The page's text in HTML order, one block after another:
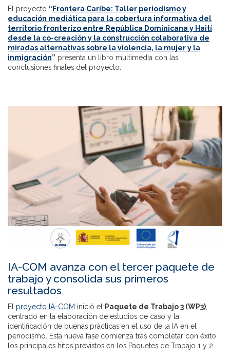
El proyecto “ Frontera Caribe: Taller periodismo y
educación mediática para la cobertura informativa del
territorio fronterizo entre República Dominicana y Haití
desde la co-creación y la construcción colaborativa de
miradas alternativas sobre la violencia, la mujer y la
inmigración” presenta un libro multimedia con las
conclusiones finales del proyecto.
IA-COM avanza con el tercer paquete de
trabajo y consolida sus primeros
resultados
El proyecto IA-COM inició el Paquete de Trabajo 3 (WP3)
centrado en la elaboración de estudios de caso y la
identificación de buenas prácticas en el uso de la IA en el
periodismo. Esta nueva fase comienza tras completar con éxito
los principales hitos previstos en los Paquetes de Trabajo 1 y 2.